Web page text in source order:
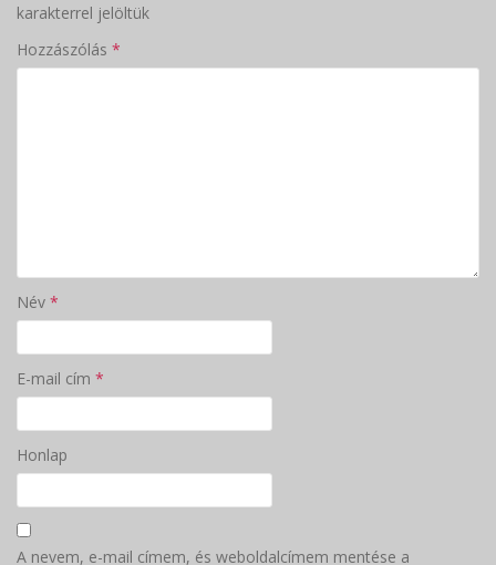
karakterrel jelöltük
Hozzászólás *
Név *
E-mail cím *
Honlap
A nevem, e-mail címem, és weboldalcímem mentése a